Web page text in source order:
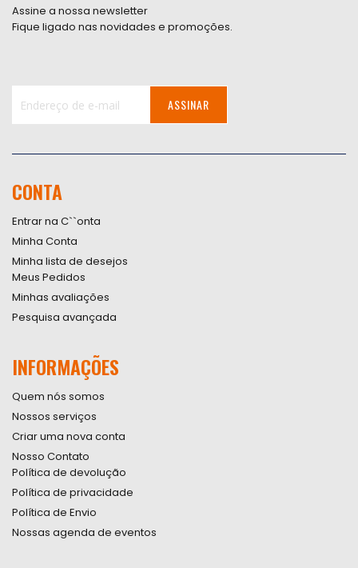
Assine a nossa newsletter
Fique ligado nas novidades e promoções.
Newsletter:
ASSINAR
CONTA
Entrar na C``onta
Minha Conta
Minha lista de desejos
Meus Pedidos
Minhas avaliações
Pesquisa avançada
INFORMAÇÕES
Quem nós somos
Nossos serviços
Criar uma nova conta
Nosso Contato
Política de devolução
Política de privacidade
Política de Envio
Nossas agenda de eventos